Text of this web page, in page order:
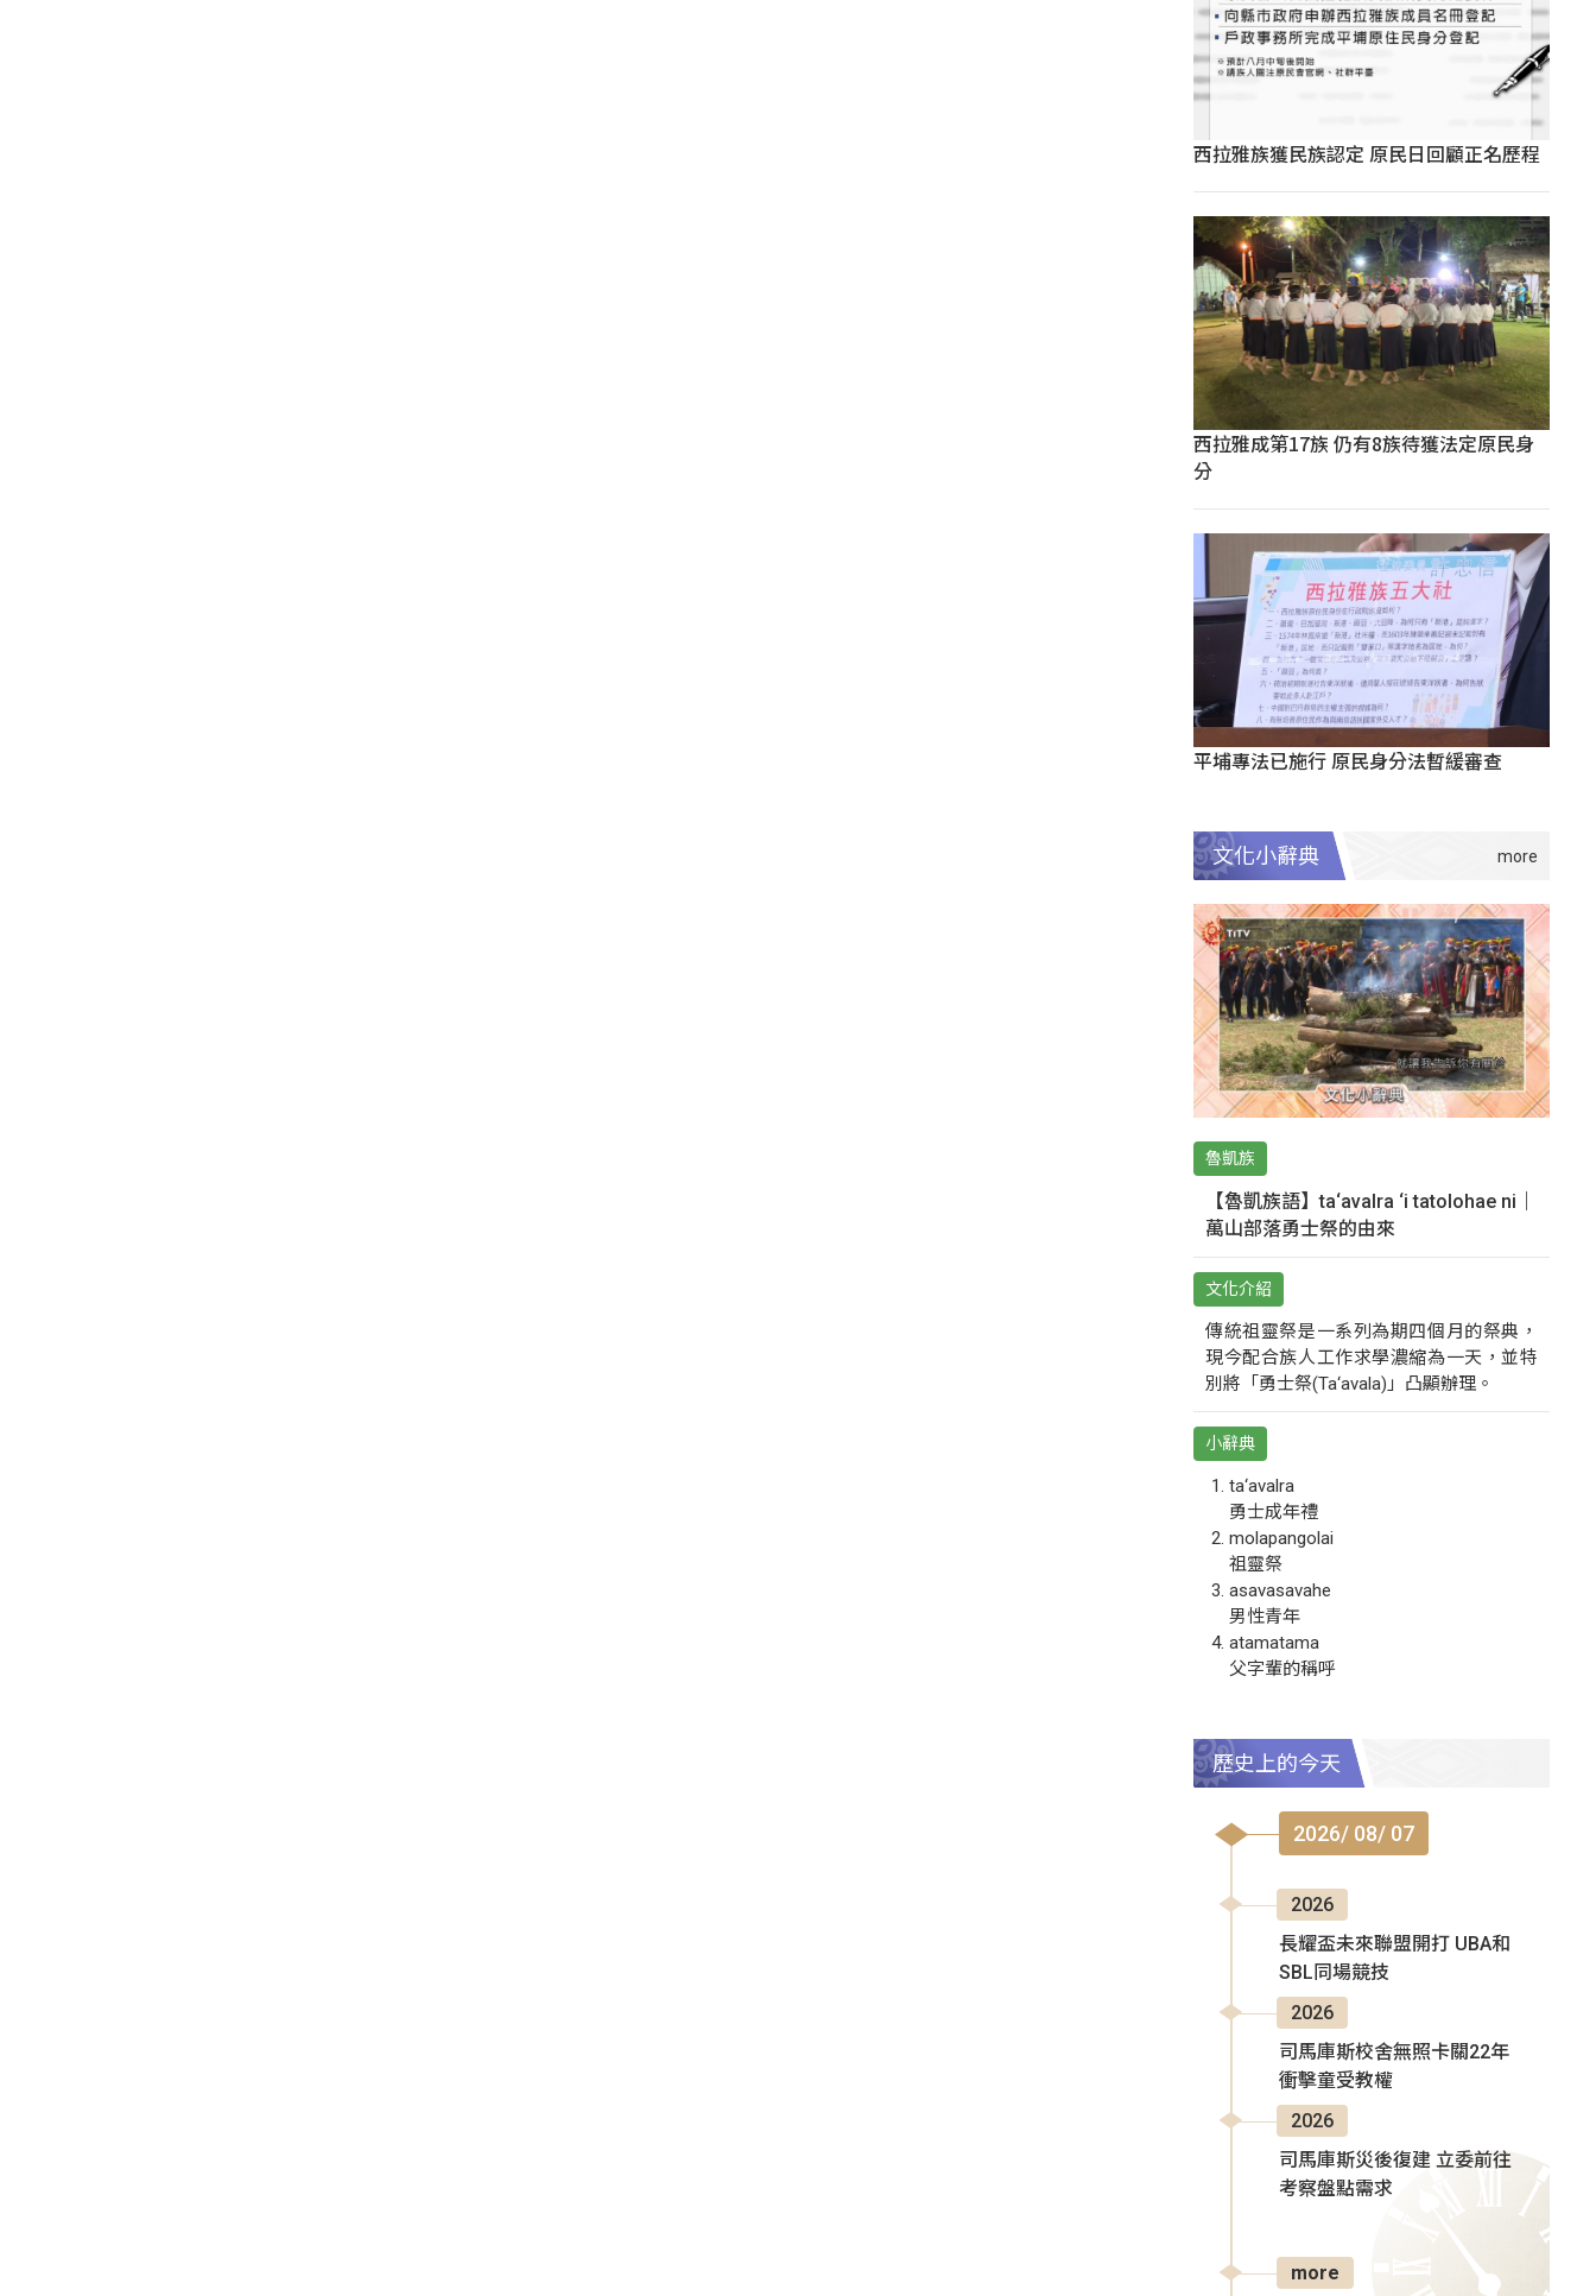
西拉雅族獲民族認定 原民日回顧正名歷程
西拉雅成第17族 仍有8族待獲法定原民身
分
平埔專法已施行 原民身分法暫緩審查
文化小辭典
魯凱族
【魯凱族語】ta‘avalra ‘i tatolohae ni｜
萬山部落勇士祭的由來
文化介紹
傳統祖靈祭是一系列為期四個月的祭典，
現今配合族人工作求學濃縮為一天，並特
別將「勇士祭(Ta‘avala)」凸顯辦理。
小辭典
ta‘avalra
勇士成年禮
molapangolai
祖靈祭
asavasavahe
男性青年
atamatama
父字輩的稱呼
歷史上的今天
2026/ 08/ 07
2026
長耀盃未來聯盟開打 UBA和
SBL同場競技
2026
司馬庫斯校舍無照卡關22年
衝擊童受教權
2026
司馬庫斯災後復建 立委前往
考察盤點需求
more